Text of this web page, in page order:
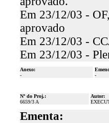
Em 23/12/03 -
aprovado
Em 23/12/03 -
Em 23/12/03 -
Anexo:
-
-
Nº do Proj.:
6659/3 A
Autor:
Ementa: